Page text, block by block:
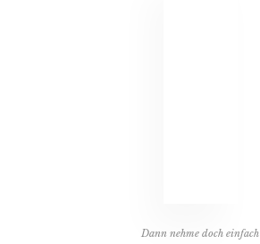
Dann nehme doch einfach